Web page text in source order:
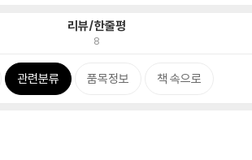
리뷰/한줄평
8
관련분류 품목정보 책 속으로